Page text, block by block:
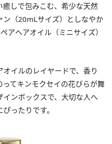
しで包みこむ、希少な天然
ン（20mLサイズ）としなやか
アヘアオイル（ミニサイズ）
イルのレイヤードで、香り
てキンモクセイの花びらが舞
ンボックスで、大切な人へ
ったりです。